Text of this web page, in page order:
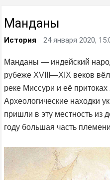
Манданы
История 24 января 2020,
Манданы — индейский
рубеже XVIII—XIX веков
реке Миссури и её
Археологические находки
пришли в эту местность из
году большая часть